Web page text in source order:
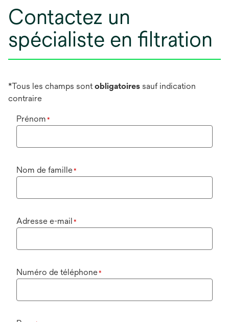
Contactez un
spécialiste en filtration
*Tous les champs sontobligatoires sauf indication
contraire
Prénom *
Nom de famille*
Adresse e-mail *
Numéro de téléphone*